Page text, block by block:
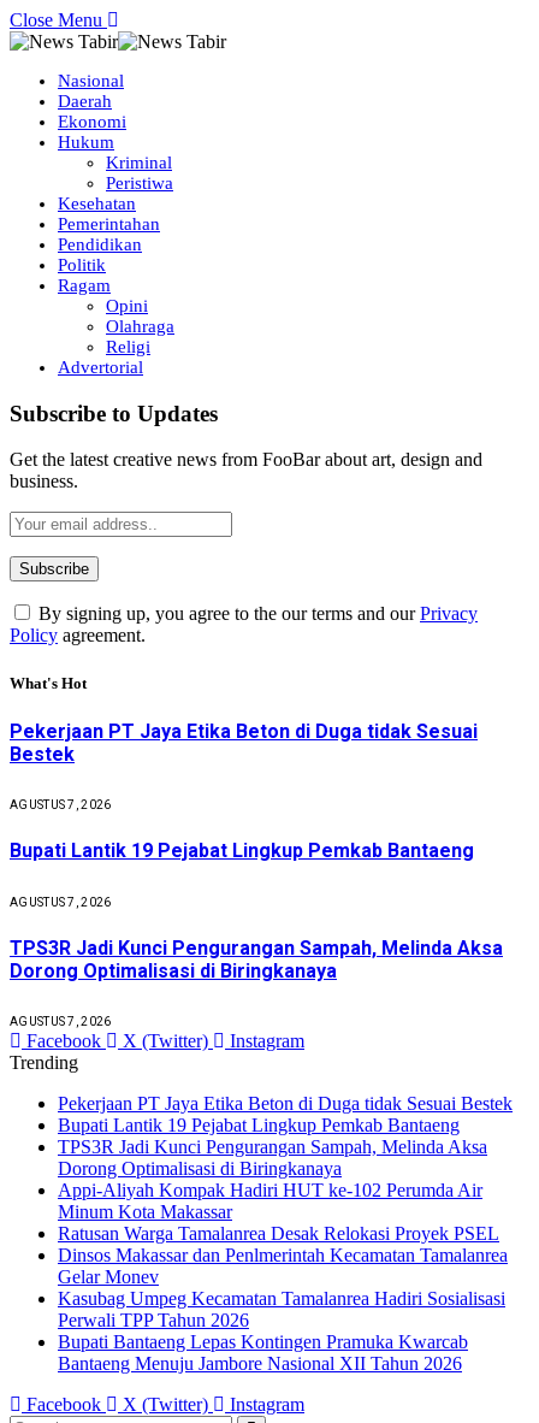
Close Menu
Nasional
Daerah
Ekonomi
Hukum
Kriminal
Peristiwa
Kesehatan
Pemerintahan
Pendidikan
Politik
Ragam
Opini
Olahraga
Religi
Advertorial
Subscribe to Updates
Get the latest creative news from FooBar about art, design and
business.
By signing up, you agree to the our terms and ourPrivacy
Policy agreement.
What's Hot
Pekerjaan PT Jaya Etika Beton di Duga tidak Sesuai
Bestek
AGUSTUS 7, 2026
Bupati Lantik 19 Pejabat Lingkup Pemkab Bantaeng
AGUSTUS 7, 2026
TPS3R Jadi Kunci Pengurangan Sampah, Melinda Aksa
Dorong Optimalisasi di Biringkanaya
AGUSTUS 7, 2026
Facebook X (Twitter)
Instagram
Trending
Pekerjaan PT Jaya Etika Beton di Duga tidak Sesuai Bestek
Bupati Lantik 19 Pejabat Lingkup Pemkab Bantaeng
TPS3R Jadi Kunci Pengurangan Sampah, Melinda Aksa
Dorong Optimalisasi di Biringkanaya
Appi-Aliyah Kompak Hadiri HUT ke-102 Perumda Air
Minum Kota Makassar
Ratusan Warga Tamalanrea Desak Relokasi Proyek PSEL
Dinsos Makassar dan Penlmerintah Kecamatan Tamalanrea
Gelar Monev
Kasubag Umpeg Kecamatan Tamalanrea Hadiri Sosialisasi
Perwali TPP Tahun 2026
Bupati Bantaeng Lepas Kontingen Pramuka Kwarcab
Bantaeng Menuju Jambore Nasional XII Tahun 2026
Facebook
X (Twitter) Instagram